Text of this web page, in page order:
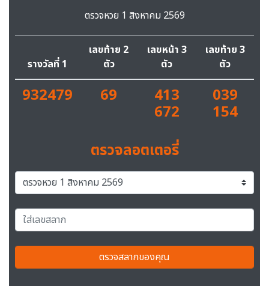
ตรวจหวย 1 สิงหาคม 2569
รางวัลที่ 1
เลขท้าย 2
ตัว
เลขหน้า 3
ตัว
เลขท้าย 3
ตัว
932479 69 413
672
039
154
ตรวจลอตเตอรี่
ตรวจสลากของคุณ